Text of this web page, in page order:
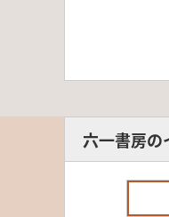
六一書房の